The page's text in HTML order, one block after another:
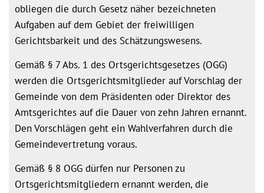
obliegen die durch Gesetz näher bezeichneten
Aufgaben auf dem Gebiet der freiwilligen
Gerichtsbarkeit und des Schätzungswesens.
Gemäß § 7 Abs. 1 des Ortsgerichtsgesetzes (OGG)
werden die Ortsgerichtsmitglieder auf Vorschlag der
Gemeinde von dem Präsidenten oder Direktor des
Amtsgerichtes auf die Dauer von zehn Jahren ernannt.
Den Vorschlägen geht ein Wahlverfahren durch die
Gemeindevertretung voraus.
Gemäß § 8 OGG dürfen nur Personen zu
Ortsgerichtsmitgliedern ernannt werden, die